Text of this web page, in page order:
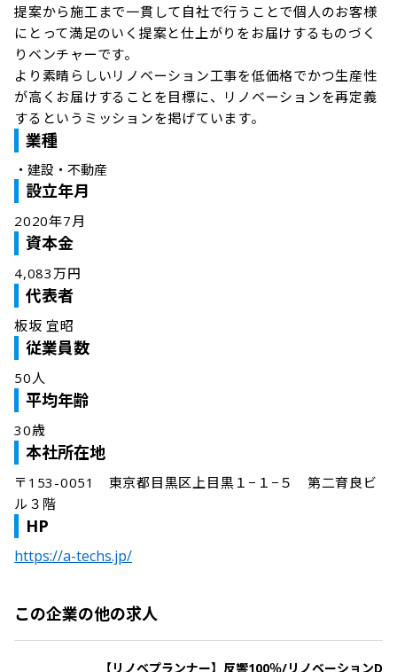
提案から施工まで一貫して自社で行うことで個人のお客様
にとって満足のいく提案と仕上がりをお届けするものづく
りベンチャーです。
より素晴らしいリノベーション工事を低価格でかつ生産性
が高くお届けすることを目標に、リノベーションを再定義
するというミッションを掲げています。
業種
・ 建設・不動産
設立年月
2020年7月
資本金
4,083万円
代表者
板坂 宜昭
従業員数
50人
平均年齢
30歳
本社所在地
〒153-0051　東京都目黒区上目黒１−１−５　第二育良ビ
ル３階
HP
https://a-techs.jp/
この企業の他の求人
【リノベプランナー】反響100％/リノベーションD